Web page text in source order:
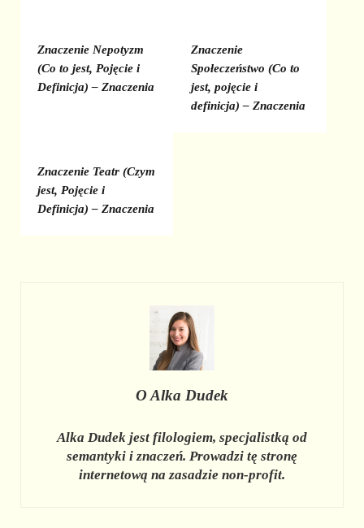
Znaczenie Nepotyzm
(Co to jest, Pojęcie i
Definicja) – Znaczenia
Znaczenie
Społeczeństwo (Co to
jest, pojęcie i
definicja) – Znaczenia
Znaczenie Teatr (Czym
jest, Pojęcie i
Definicja) – Znaczenia
OAlka Dudek
Alka Dudek jest filologiem, specjalistką od
semantyki i znaczeń. Prowadzi tę stronę
internetową na zasadzie non-profit.